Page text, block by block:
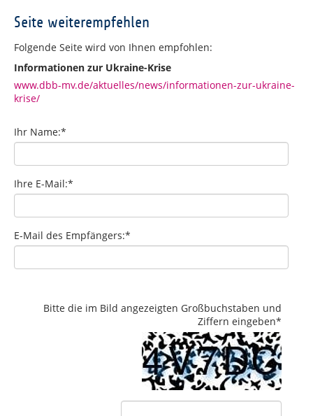
Seite weiterempfehlen
Folgende Seite wird von Ihnen empfohlen:
Informationen zur Ukraine-Krise
www.dbb-mv.de/aktuelles/news/informationen-zur-ukraine-
krise/
Ihr Name:*
Ihre E-Mail:*
E-Mail des Empfängers:*
Bitte die im Bild angezeigten Großbuchstaben und
Ziffern eingeben*